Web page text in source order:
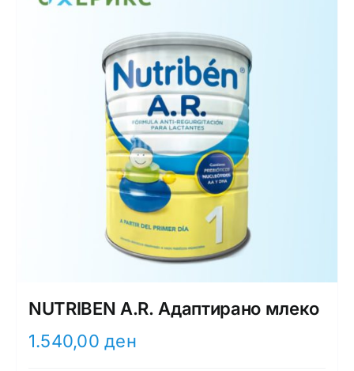
NUTRIBEN A.R. Адаптирано млеко
1.540,00ден